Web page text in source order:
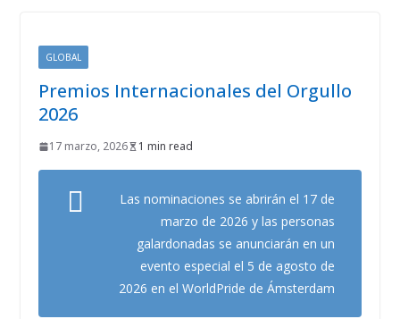
GLOBAL
Premios Internacionales del Orgullo
2026
17 marzo, 2026 1 min read
Las nominaciones se abrirán el 17 de
marzo de 2026 y las personas
galardonadas se anunciarán en un
evento especial el 5 de agosto de
2026 en el WorldPride de Ámsterdam